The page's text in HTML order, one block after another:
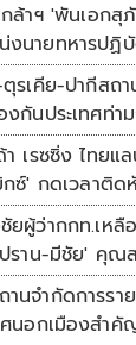
กล้าฯ 'พันเอก
งนายทหารปฏิ
' รเคีย-ปากีสถ
งกันประเทศท่
เรซซิ่ง ไทยแ
ซ์' กดเวลาติด
ลิกา
ยผู้ว่ากกท.เห
ราน-มีชัย' คุณ
านจำกัดการร
ศนอกเมืองสำคั